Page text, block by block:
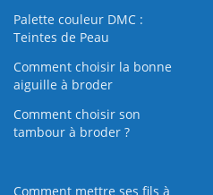
Palette couleur DMC :
Teintes de Peau
Comment choisir la bonne
aiguille à broder
Comment choisir son
tambour à broder ?
Comment mettre ses fils à